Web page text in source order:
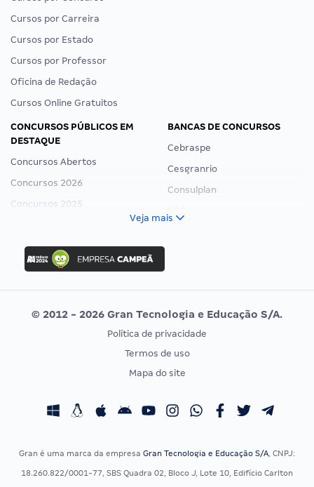
Cursos por Carreira
Cursos por Estado
Cursos por Professor
Oficina de Redação
Cursos Online Gratuitos
CONCURSOS PÚBLICOS EM
DESTAQUE
Concursos Abertos
Concursos 2026
Concursos 2025
Concurso Ibama
Concurso MPU
Editais publicados
BANCAS DE CONCURSOS
Cebraspe
Cesgranrio
Consulplan
Vunesp
CONCURSOS POR PROFISSÃO
Concursos Fiscais
EXAME DE ORDEM
Calendário OAB
Veja mais
© 2012 - 2026 Gran Tecnologia e Educação S/A.
Política de privacidade
Termos de uso
Mapa do site
Gran é uma marca da empresa Gran Tecnologia e Educação S/A, CNPJ:
18.260.822/0001-77, SBS Quadra 02, Bloco J, Lote 10, Edifício Carlton